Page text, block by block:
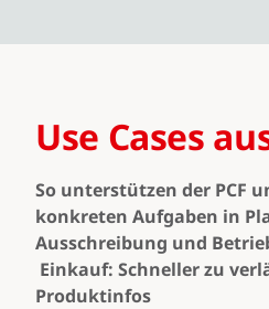
Use Cases
So unterstützen der PCF
konkreten Aufgaben in
Ausschreibung und
Einkauf: Schneller zu
Produktinfos